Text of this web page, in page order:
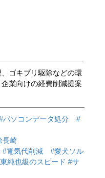
ゴキブリ駆除などの環
業向けの経費削減提案
パソコンデータ処分
#
長崎
#電気代削減
#愛犬ソル
純也級のスピード #サ